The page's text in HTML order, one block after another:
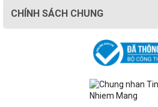
CHÍNH SÁCH CHUNG